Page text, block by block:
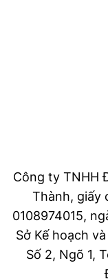
Công ty TNHH
Thành, giấy
0108974015,
Sở Kế hoạch
Số 2, Ngõ 1,